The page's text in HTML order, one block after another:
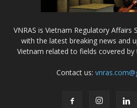
VNRAS is Vietnam Regulatory Affairs
with the latest breaking news and
Vietnam related to fields covered
Contact us: